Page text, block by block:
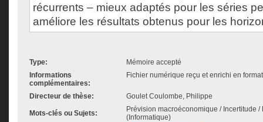
récurrents – mieux adaptés pour les séries
améliore les résultats obtenus pour les
Type:
Mémoire accepté
Informations
complémentaires:
Fichier numérique reçu et enrichi en
Directeur de thèse: Goulet Coulombe, Philippe
Mots-clés ou Sujets:
Prévision macroéconomique / Incertitude
(Informatique)